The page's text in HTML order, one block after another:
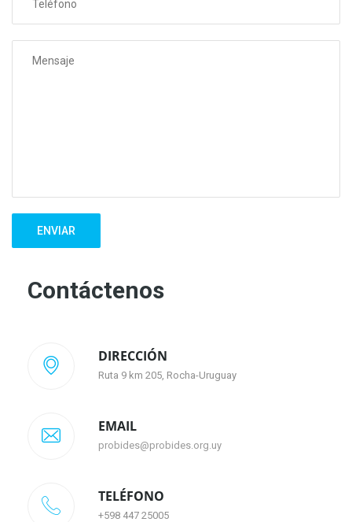
ENVIAR
Contáctenos
DIRECCIÓN
Ruta 9 km 205, Rocha-Uruguay
EMAIL
probides@probides.org.uy
TELÉFONO
+598 447 25005